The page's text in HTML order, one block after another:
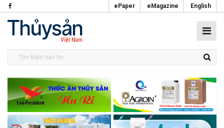
ePaper eMagazine English